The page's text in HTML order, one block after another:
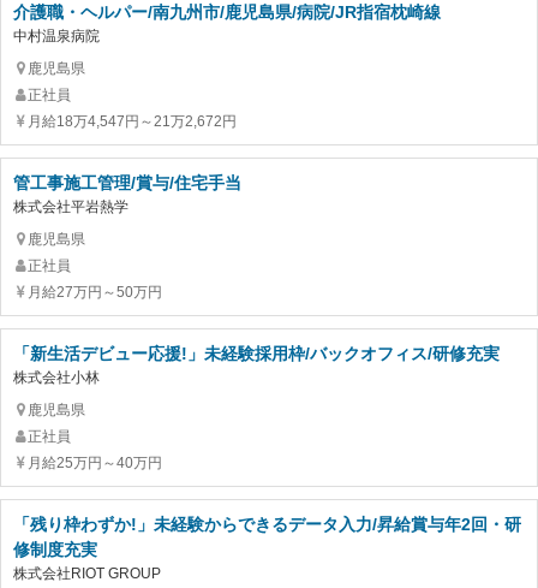
介護職・ヘルパー/南九州市/鹿児島県/病院/JR指宿枕崎線
中村温泉病院
鹿児島県
正社員
月給18万4,547円～21万2,672円
管工事施工管理/賞与/住宅手当
株式会社平岩熱学
鹿児島県
正社員
月給27万円～50万円
「新生活デビュー応援!」未経験採用枠/バックオフィス/研修充実
株式会社小林
鹿児島県
正社員
月給25万円～40万円
「残り枠わずか!」未経験からできるデータ入力/昇給賞与年2回・研
修制度充実
株式会社RIOT GROUP